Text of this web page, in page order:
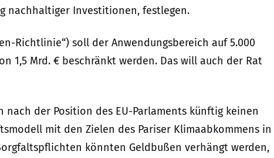
nachhaltiger Investitionen, festlegen.
Richtlinie“) soll der Anwendungsbereich auf 5.000
1,5 Mrd. € beschränkt werden. Das will auch der Rat
der Position des EU-Parlaments künftig keinen
mit den Zielen des Pariser Klimaabkommens in
könnten Geldbußen verhängt werden,